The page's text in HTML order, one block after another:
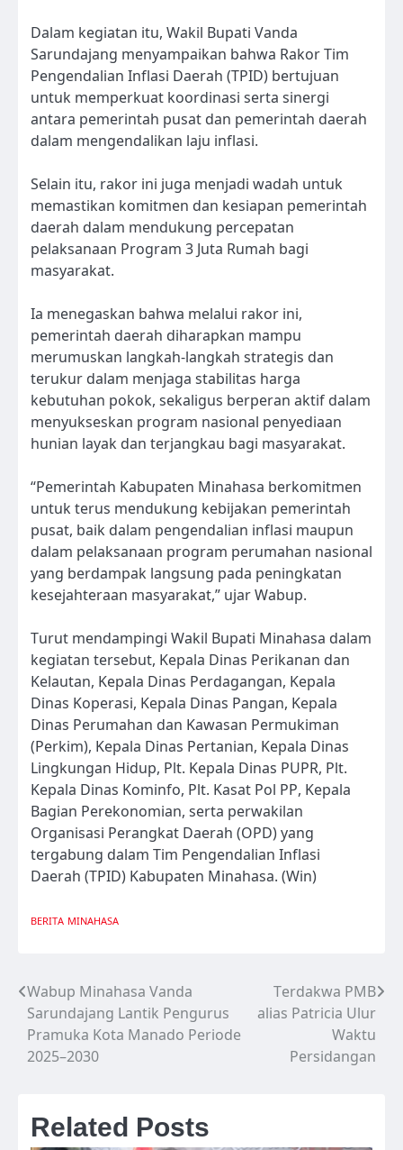
Dalam kegiatan itu, Wakil Bupati Vanda
Sarundajang menyampaikan bahwa Rakor Tim
Pengendalian Inflasi Daerah (TPID) bertujuan
untuk memperkuat koordinasi serta sinergi
antara pemerintah pusat dan pemerintah daerah
dalam mengendalikan laju inflasi.
Selain itu, rakor ini juga menjadi wadah untuk
memastikan komitmen dan kesiapan pemerintah
daerah dalam mendukung percepatan
pelaksanaan Program 3 Juta Rumah bagi
masyarakat.
Ia menegaskan bahwa melalui rakor ini,
pemerintah daerah diharapkan mampu
merumuskan langkah-langkah strategis dan
terukur dalam menjaga stabilitas harga
kebutuhan pokok, sekaligus berperan aktif dalam
menyukseskan program nasional penyediaan
hunian layak dan terjangkau bagi masyarakat.
“Pemerintah Kabupaten Minahasa berkomitmen
untuk terus mendukung kebijakan pemerintah
pusat, baik dalam pengendalian inflasi maupun
dalam pelaksanaan program perumahan nasional
yang berdampak langsung pada peningkatan
kesejahteraan masyarakat,” ujar Wabup.
Turut mendampingi Wakil Bupati Minahasa dalam
kegiatan tersebut, Kepala Dinas Perikanan dan
Kelautan, Kepala Dinas Perdagangan, Kepala
Dinas Koperasi, Kepala Dinas Pangan, Kepala
Dinas Perumahan dan Kawasan Permukiman
(Perkim), Kepala Dinas Pertanian, Kepala Dinas
Lingkungan Hidup, Plt. Kepala Dinas PUPR, Plt.
Kepala Dinas Kominfo, Plt. Kasat Pol PP, Kepala
Bagian Perekonomian, serta perwakilan
Organisasi Perangkat Daerah (OPD) yang
tergabung dalam Tim Pengendalian Inflasi
Daerah (TPID) Kabupaten Minahasa. (Win)
BERITA MINAHASA
Navigasi
pos
Wabup Minahasa Vanda
Sarundajang Lantik Pengurus
Pramuka Kota Manado Periode
2025–2030
Terdakwa PMB
alias Patricia Ulur
Waktu
Persidangan
Related Posts